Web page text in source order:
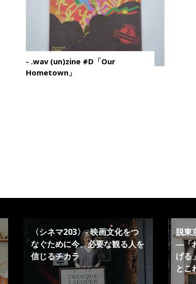
- .wav (un)zine #D「Our
Hometown」
〈シネマ203〉- 映画文化をつ
なぐために今、必要な観る人を
信じるチカラ
脱東
―「
げる
とこ